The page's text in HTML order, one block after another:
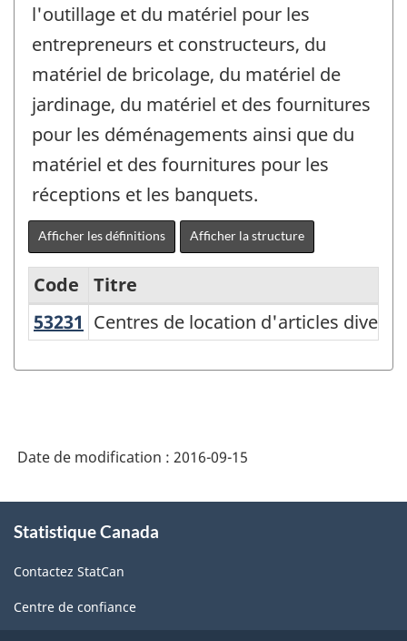
l'outillage et du matériel pour les
entrepreneurs et constructeurs, du
matériel de bricolage, du matériel de
jardinage, du matériel et des fournitures
pour les déménagements ainsi que du
matériel et des fournitures pour les
réceptions et les banquets.
Afficher les définitions Afficher la structure
Variante
de
l'enquête
sur
la
Code
Titre
53231 Centres de location d'articles
Centres de location d'articles divers
Date de modification : 2016-09-15
propos
ce
site
Statistique Canada
Contactez StatCan
Centre de confiance